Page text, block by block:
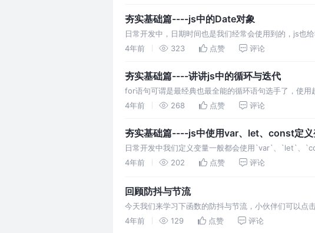
夯实基础篇----js中的Date对象
日常开发中，日期时间也是我们经常会使用到的，js也
对象`，下面我们一起来学习一下吧~
4年前 323 点赞 评论
夯实基础篇----讲讲js中的循环与迭代
for语句可谓是最经典也最全能的循环语句选手了，使
样写。
4年前 268 点赞 评论
夯实基础篇----js中使用var、let、const定义
日常开发中我们定义变量一般都会使用`var`、`let`、
的，今天我们来一起学一下。
4年前 202 点赞 评论
回顾防抖与节流
今天我们来学习下函数的防抖与节流，小伙伴们可以点
同点~ 正文 这里最上面一排代表正常的函数调
4年前 129 点赞 评论